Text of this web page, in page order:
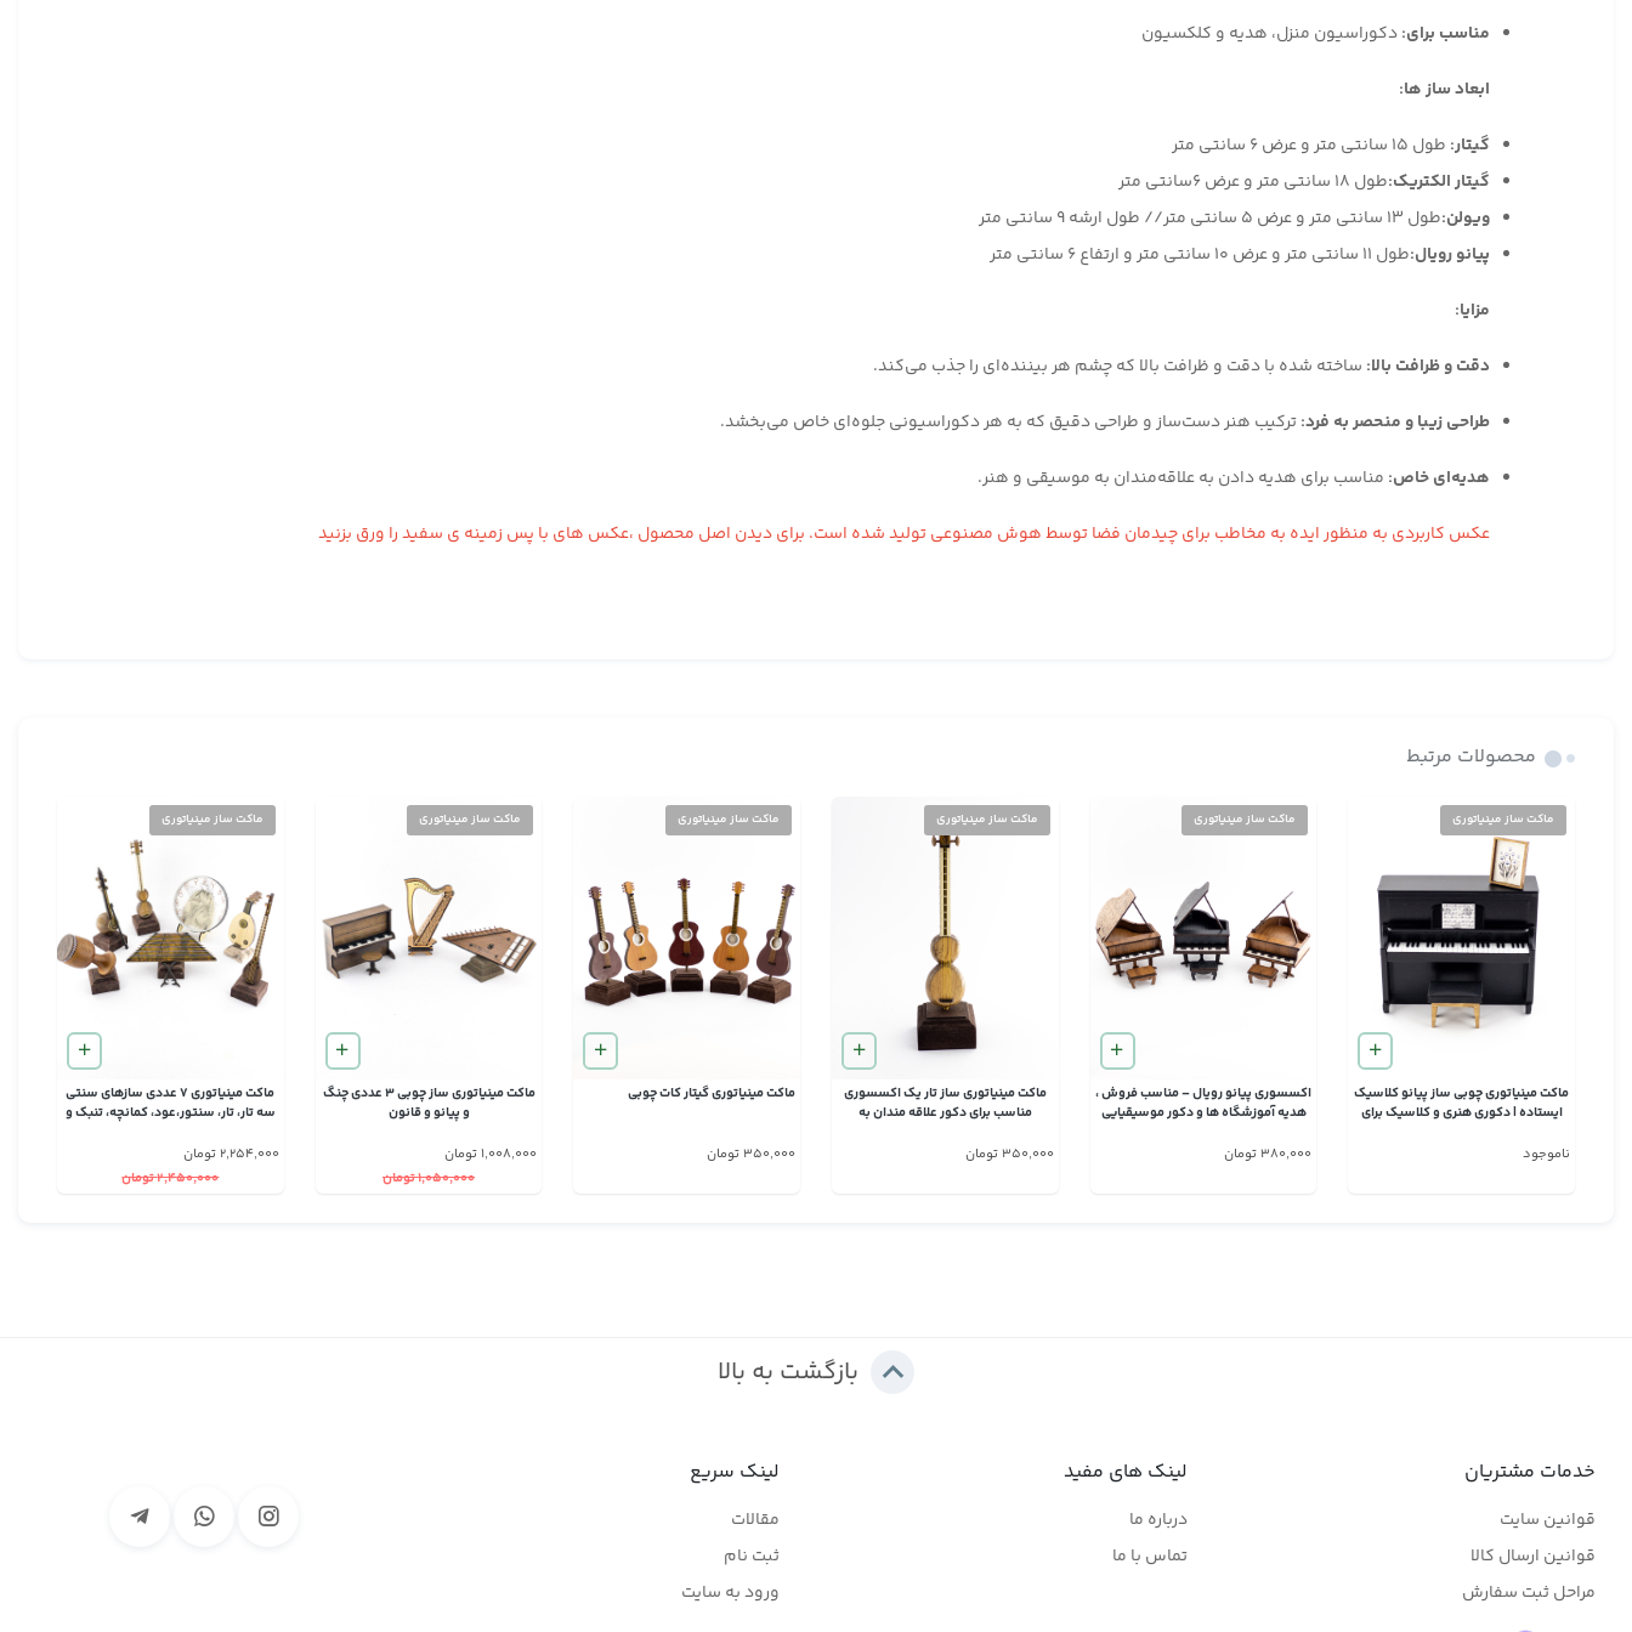
مناسب برای:دکوراسیون منزل، هدیه و کلکسیون
ابعاد ساز ها:
گیتار: طول 15 سانتی متر و عرض 6 سانتی متر
گیتار الکتریک:طول 18 سانتی متر و عرض 6سانتی متر
ویولن:طول 13 سانتی متر و عرض 5 سانتی متر // طول ارشه 9 سانتی متر
پیانو رویال:طول 11 سانتی متر و عرض 10 سانتی متر و ارتفاع 6 سانتی متر
مزایا:
دقت و ظرافت بالا: ساخته شده با دقت و ظرافت بالا که چشم هر بیننده‌ای را جذب می‌کند.
طراحی زیبا و منحصر به فرد:ترکیب هنر دست‌ساز و طراحی دقیق که به هر دکوراسیونی جلوه‌ای خاص می‌بخشد.
هدیه‌ای خاص: مناسب برای هدیه دادن به علاقه‌مندان به موسیقی و هنر.
عکس کاربردی به منظور ایده به مخاطب برای چیدمان فضا توسط هوش مصنوعی تولید شده است. برای دیدن اصل محصول ،عکس های با پس زمینه ی سفید را ورق بزنید
محصولات مرتبط
ماکت ساز مینیاتوری
ماکت مینیاتوری چوبی ساز پیانو کلاسیک
ایستاده | دکوری هنری و کلاسیک برای
ناموجود
ماکت ساز مینیاتوری
اکسسوری پیانو رویال – مناسب فروش ،
هدیه آموزشگاه ها و دکور موسیقیایی
380,000 تومان
ماکت ساز مینیاتوری
ماکت مینیاتوری ساز تار یک اکسسوری
مناسب برای دکور علاقه مندان به
350,000 تومان
ماکت ساز مینیاتوری
ماکت مینیاتوری گیتار کات چوبی
350,000 تومان
ماکت ساز مینیاتوری
ماکت مینیاتوری ساز چوبی 3 عددی چنگ
و پیانو و قانون
1,008,000 تومان
1,050,000 تومان
ماکت ساز مینیاتوری
ماکت مینیاتوری 7 عددی سازهای سنتی
سه تار، تار، سنتور،عود، کمانچه، تنبک و
2,254,000 تومان
2,450,000 تومان
بازگشت به بالا
خدمات مشتریان
قوانین سایت
قوانین ارسال کالا
مراحل ثبت سفارش
لینک های مفید
درباره ما
تماس با ما
لینک سریع
مقالات
ثبت نام
ورود به سایت